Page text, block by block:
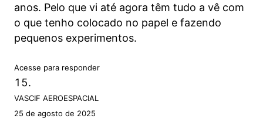
anos. Pelo que vi até agora têm tudo a vê com
o que tenho colocado no papel e fazendo
pequenos experimentos.
Acesse para responder
VASCIF AEROESPACIAL
25 de agosto de 2025